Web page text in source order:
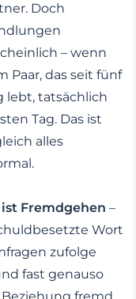
Doch
– wenn
Paar, das seit fünf
lebt, tatsächlich
Tag. Das ist
alles
Fremdgehen –
Wort
zufolge
fast genauso